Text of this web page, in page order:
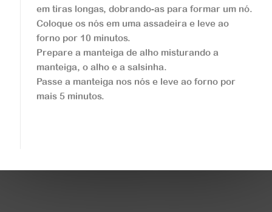
Salgados
Piroshki
em tiras longas, dobrando-as para formar um nó.
Coloque os nós em uma assadeira e leve ao
forno por 10 minutos.
Prepare a manteiga de alho misturando a
manteiga, o alho e a salsinha.
Passe a manteiga nos nós e leve ao forno por
mais 5 minutos.